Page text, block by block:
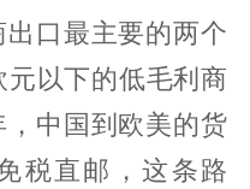
口最主要的两个
以下的低毛利商
中国到欧美的货
税直邮，这条路